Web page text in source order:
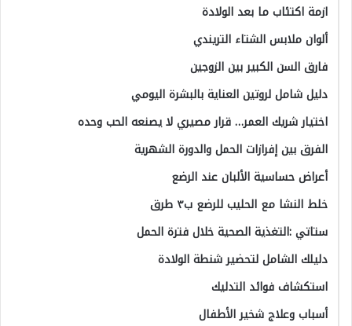
ازمة اكتئاب ما بعد الولادة
ألوان ملابس الشتاء التريندي
فارق السن الكبير بين الزوجين
دليل شامل لروتين العناية بالبشرة اليومي
اختيار شريك العمر… قرار مصيري لا يصنعه الحب وحده
الفرق بين إفرازات الحمل والدورة الشهرية
أعراض حساسية الألبان عند الرضع
خلط النشا مع الحليب للرضع ب٣ طرق
ستاتي :التغذية الصحية خلال فترة الحمل
دليلك الشامل لتحضير شنطة الولادة
استكشاف فوائد التدليك
أسباب وعلاج شخير الأطفال